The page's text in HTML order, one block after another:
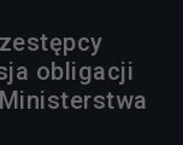
obligacji